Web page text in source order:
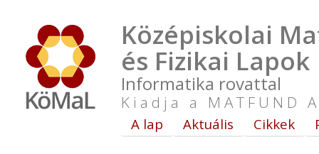
Középiskolai
és Fizikai Lapok
Informatika rovattal
Kiadja a MATFUND
A lap Aktuális Cikkek